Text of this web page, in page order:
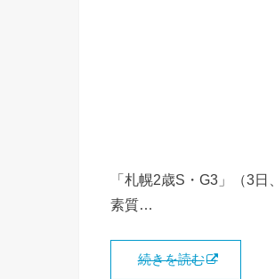
「札幌2歳S・G3」（3
素質…
続きを読む